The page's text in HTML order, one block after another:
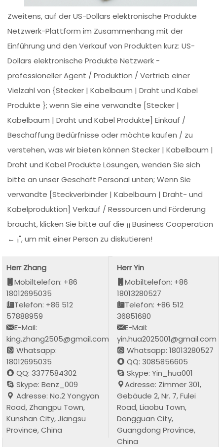
Zweitens, auf der US-Dollars elektronische Produkte
Netzwerk-Plattform im Zusammenhang mit der
Einführung und den Verkauf von Produkten kurz: US-
Dollars elektronische Produkte Netzwerk -
professioneller Agent / Produktion / Vertrieb einer
Vielzahl von {Stecker | Kabelbaum | Draht und Kabel
Produkte }; wenn Sie eine verwandte [Stecker |
Kabelbaum | Draht und Kabel Produkte] Einkauf /
Beschaffung Bedürfnisse oder möchte kaufen / zu
verstehen, was wir bieten können Stecker | Kabelbaum |
Draht und Kabel Produkte Lösungen, wenden Sie sich
bitte an unser Geschäft Personal unten; Wenn Sie
verwandte [Steckverbinder | Kabelbaum | Draht- und
Kabelproduktion] Verkauf / Ressourcen und Förderung
braucht, klicken Sie bitte auf die ¡¡ Business Cooperation
← ¡", um mit einer Person zu diskutieren!
Herr Zhang
Mobiltelefon: +86
18012695035
Telefon: +86 512
57888959
E-Mail:
king.zhang2505@gmail.com
Whatsapp:
18012695035
QQ: 3377584302
Skype: Benz_009
Adresse: No.2 Yongyan
Road, Zhangpu Town,
Kunshan City, Jiangsu
Province, China
Herr Yin
Mobiltelefon: +86
18013280527
Telefon: +86 512
36851680
E-Mail:
yin.hua2025001@gmail.com
Whatsapp: 18013280527
QQ: 3085856605
Skype: Yin_hua001
Adresse: Zimmer 301,
Gebäude 2, Nr. 7, Fulei
Road, Liaobu Town,
Dongguan City,
Guangdong Province,
China